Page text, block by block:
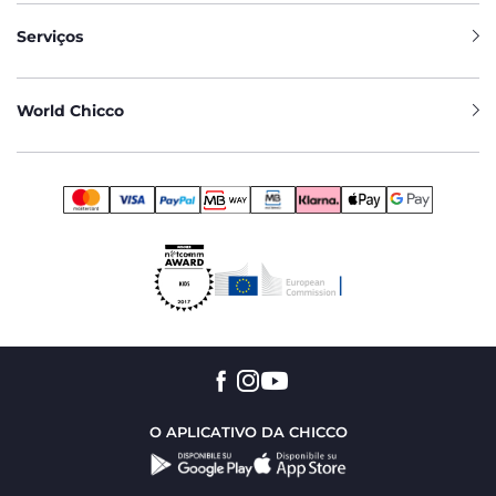
Serviços
World Chicco
O APLICATIVO DA CHICCO